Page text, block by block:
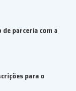
parceria com a
para o